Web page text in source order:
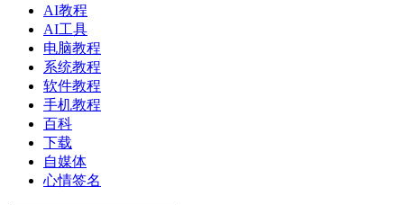
AI教程
AI工具
电脑教程
系统教程
软件教程
手机教程
百科
下载
自媒体
心情签名